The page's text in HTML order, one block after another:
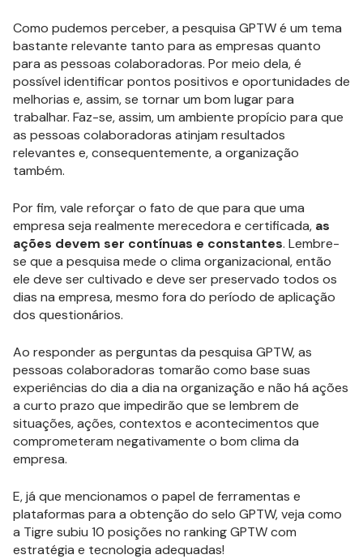
Como pudemos perceber, a pesquisa GPTW é um tema
bastante relevante tanto para as empresas quanto
para as pessoas colaboradoras. Por meio dela, é
possível identificar pontos positivos e oportunidades de
melhorias e, assim, se tornar um bom lugar para
trabalhar. Faz-se, assim, um ambiente propício para que
as pessoas colaboradoras atinjam resultados
relevantes e, consequentemente, a organização
também.
Por fim, vale reforçar o fato de que para que uma
empresa seja realmente merecedora e certificada, as
ações devem ser contínuas e constantes. Lembre-
se que a pesquisa mede o clima organizacional, então
ele deve ser cultivado e deve ser preservado todos os
dias na empresa, mesmo fora do período de aplicação
dos questionários.
Ao responder as perguntas da pesquisa GPTW, as
pessoas colaboradoras tomarão como base suas
experiências do dia a dia na organização e não há ações
a curto prazo que impedirão que se lembrem de
situações, ações, contextos e acontecimentos que
comprometeram negativamente o bom clima da
empresa.
E, já que mencionamos o papel de ferramentas e
plataformas para a obtenção do selo GPTW, veja como
a Tigre subiu 10 posições no ranking GPTW com
estratégia e tecnologia adequadas!